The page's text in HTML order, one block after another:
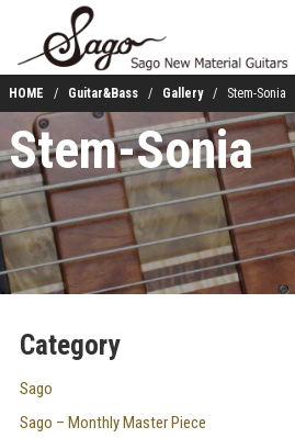
HOME Guitar&Bass Gallery Stem-Sonia
Stem-Sonia
Category
Sago
Sago – Monthly Master Piece